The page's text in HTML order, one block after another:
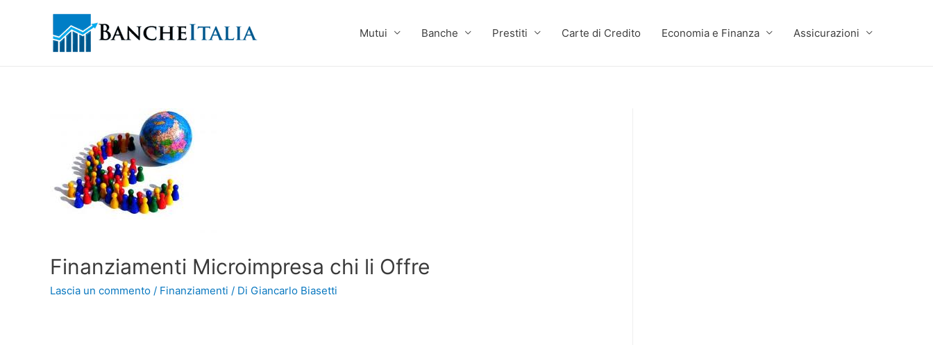
Mutui Banche Prestiti Carte di Credito Economia e Finanza Assicurazioni
Finanziamenti Microimpresa chi li Offre
Lascia un commento / Finanziamenti / Di Giancarlo Biasetti